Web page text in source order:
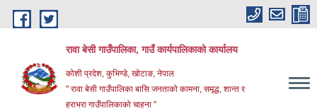
Skip to main content
रावा बेसी गाउँपालिका, गाउँ कार्यपालिकाको कार्यालय
कोशी प्रदेश, कुभिण्डे, खोटाङ, नेपाल
" रावा बेसी गाउँपालिका बासि जनताको कामना, समृद्ध, शान्त र
हराभरा गाउँपालिकाको चाहना "